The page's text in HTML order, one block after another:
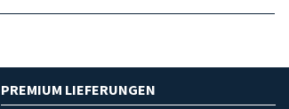
PREMIUM LIEFERUNGEN